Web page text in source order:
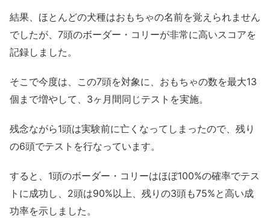
結果、ほとんどの犬種はおもちゃの名前を覚えられません
でしたが、7頭のボーダー・コリーが非常に高いスコアを
記録しました。
そこで今度は、この7頭を対象に、おもちゃの数を最大13
個まで増やして、3ヶ月間同じテストを実施。
残念ながら1頭は実験前に亡くなってしまったので、残り
の6頭でテストを行なっています。
すると、1頭のボーダー・コリーはほぼ100%の確率でテス
トに成功し、2頭は90%以上、残りの3頭も75%と高い成
功率を示しました。